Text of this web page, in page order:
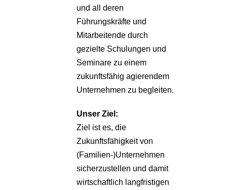
und all deren
Führungskräfte und
Mitarbeitende durch
gezielte Schulungen und
Seminare zu einem
zukunftsfähig agierendem
Unternehmen zu begleiten.
Unser Ziel:
Ziel ist es, die
Zukunftsfähigkeit von
(Familien-)Unternehmen
sicherzustellen und damit
wirtschaftlich langfristigen